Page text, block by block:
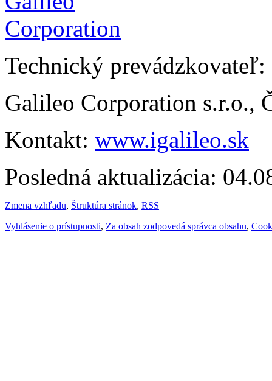
Technický prevádzkovateľ:
Galileo Corporation s.r.o.,
Kontakt: www.igalileo.sk
Posledná aktualizácia:
Zmena vzhľadu, Štruktúra stránok, RSS
Vyhlásenie o prístupnosti, Za obsah zodpovedá správca obsahu,